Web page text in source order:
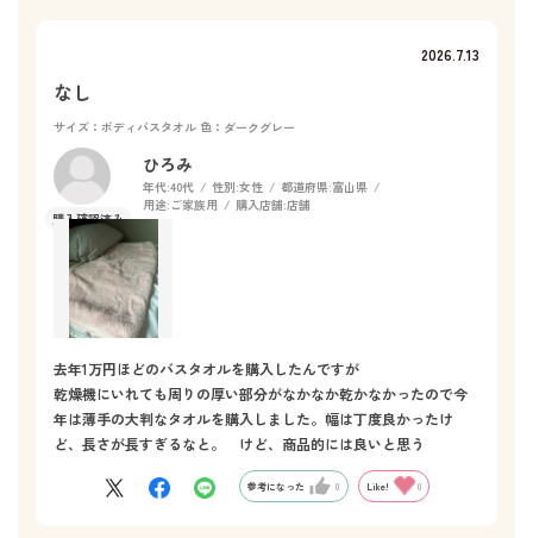
2026.7.13
なし
サイズ：ボディバスタオル 色：ダークグレー
ひろみ
年代:40代 性別:女性 都道府県:富山県
用途: ご家族用 購入店舗:店舗
去年1万円ほどのバスタオルを購入したんですが
乾燥機にいれても周りの厚い部分がなかなか乾かなかったので今
年は薄手の大判なタオルを購入しました。幅は丁度良かったけ
ど、長さが長すぎるなと。 けど、商品的には良いと思う
参考になった 0 Like! 0